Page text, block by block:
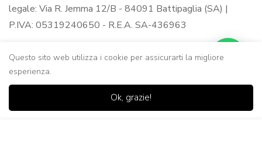
legale: Via R. Jemma 12/B - 84091 Battipaglia (SA) |
P.IVA: 05319240650 - R.E.A. SA-436963
Questo sito web utilizza i cookie per assicurarti la migliore
esperienza.
Ok, grazie!
Casa Negozio
0
Lista dei Carrello Ricerca